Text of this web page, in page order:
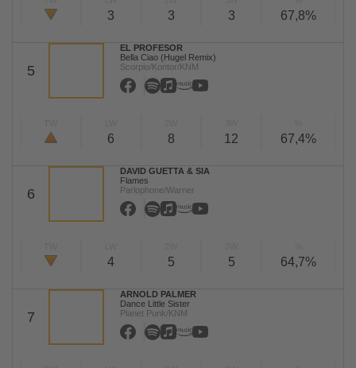
3 3 3 67,8%
5
EL PROFESOR
Bella Ciao (Hugel Remix)
Scorpio/Kontor/KNM
6 8 12 67,4%
6
DAVID GUETTA & SIA
Flames
Parlophone/Warner
4 5 5 64,7%
7
ARNOLD PALMER
Dance Little Sister
Planet Punk/KNM